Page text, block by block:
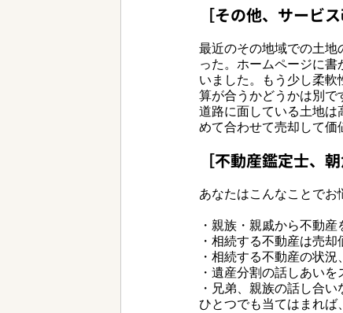
［その他、サービ
最近のその地域での土
った。ホームページに
いました。もう少し柔
算が合うかどうかは別で
道路に面している土地は
めて合わせて売却して価
［不動産鑑定士、
あなたはこんなことでお
・親族・親戚から不動
・相続する不動産は売
・相続する不動産の状
・遺産分割の話しあい
・兄弟、親族の話し合
ひとつでも当てはまれば